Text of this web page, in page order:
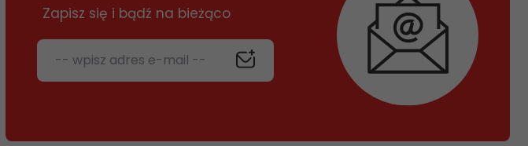
Zapisz się i bądź na bieżąco
-- wpisz adres e-mail --